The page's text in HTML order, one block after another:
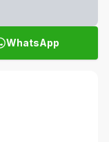
WhatsApp